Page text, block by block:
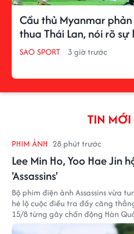
Cầu thủ Myanmar
thua Thái Lan, nói rõ
SAO SPORT 3 giờ trước
TIN MỚI
PHIM ẢNH 28 phút trước
Lee Min Ho, Yoo Hae Jin
'Assassins'
Bộ phim điện ảnh Assassins vừa
hé lộ cuộc điều tra đầy căng
15/8 từng gây chấn động Hàn